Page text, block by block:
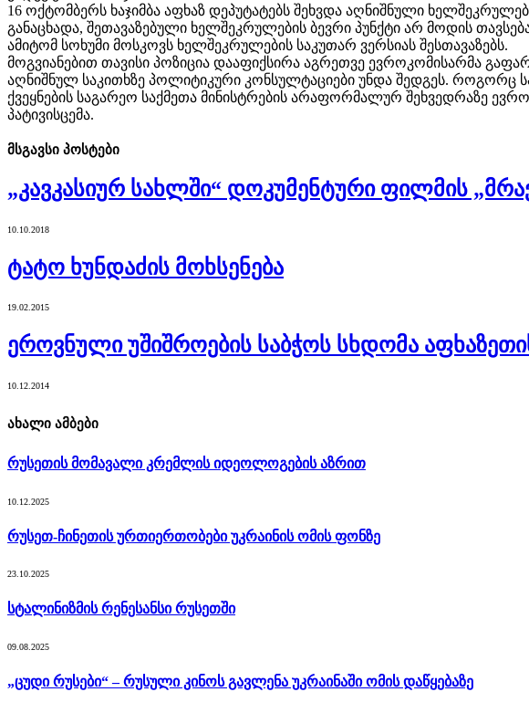
16 ოქტომბერს ხაჯიმბა აფხაზ დეპუტატებს შეხვდა აღნიშნული
განაცხადა, შეთავაზებული ხელშეკრულების ბევრი პუნქტი არ მოდის
ამიტომ სოხუმი მოსკოვს ხელშეკრულების საკუთარ ვერსიას შესთავაზებს.
მოგვიანებით თავისი პოზიცია დააფიქსირა აგრეთვე ევროკომისარმა
აღნიშნულ საკითხზე პოლიტიკური კონსულტაციები უნდა შედგეს. როგორც
ქვეყნების საგარეო საქმეთა მინისტრების არაფორმალურ შეხვედრაზე
პატივისცემა.
მსგავსი პოსტები
„კავკასიურ სახლში“ დოკუმენტური ფილმის
10.10.2018
ტატო ხუნდაძის მოხსენება
19.02.2015
ეროვნული უშიშროების საბჭოს სხდომა
10.12.2014
ახალი ამბები
რუსეთის მომავალი კრემლის იდეოლოგების აზრით
10.12.2025
რუსეთ-ჩინეთის ურთიერთობები უკრაინის ომის ფონზე
23.10.2025
სტალინიზმის რენესანსი რუსეთში
09.08.2025
„ცუდი რუსები“ – რუსული კინოს გავლენა უკრაინაში ომის დაწყებაზე